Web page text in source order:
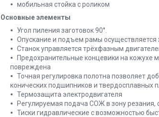
мобильная стойка с роликом
Основные элементы
Угол пиления заготовок 90°.
Опускание и подъем рамы осуществляется
Станок управляется трёхфазным
Предохранительные концевики на кожухе
повреждена
Точная регулировка полотна позволяет
конических подшипников и твердосплавных
Термозащита электродвигателя
Регулируемая подача СОЖ в зону
Тиски гидравлические с возможностью